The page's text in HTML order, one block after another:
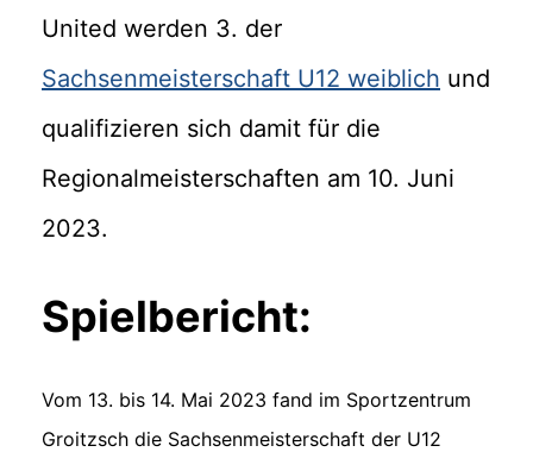
United werden 3. der
Sachsenmeisterschaft U12 weiblich und
qualifizieren sich damit für die
Regionalmeisterschaften am 10. Juni
2023.
Spielbericht:
Vom 13. bis 14. Mai 2023 fand im Sportzentrum
Groitzsch die Sachsenmeisterschaft der U12